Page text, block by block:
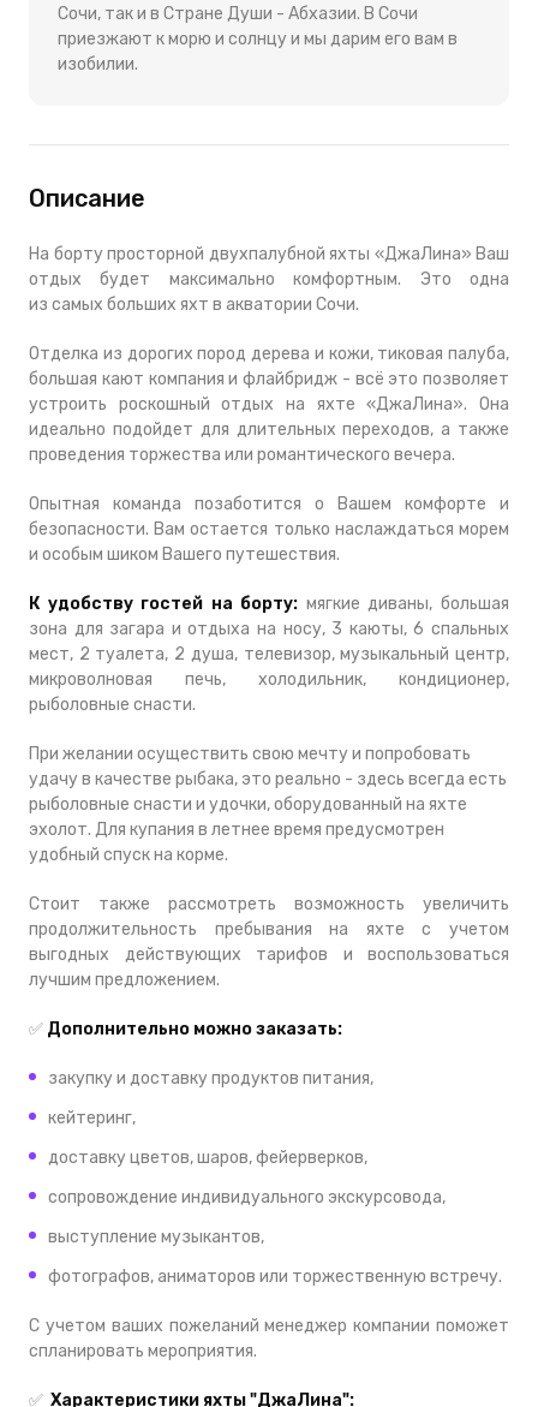
Сочи, так и в Стране Души - Абхазии. В Сочи
приезжают к морю и солнцу и мы дарим его вам в
изобилии.
Описание
На борту просторной двухпалубной яхты «ДжаЛина» Ваш
отдых будет максимально комфортным. Это одна
из самых больших яхт в акватории Сочи.
Отделка из дорогих пород дерева и кожи, тиковая палуба,
большая кают компания и флайбридж - всё это позволяет
устроить роскошный отдых на яхте «ДжаЛина». Она
идеально подойдет для длительных переходов, а также
проведения торжества или романтического вечера.
Опытная команда позаботится о Вашем комфорте и
безопасности. Вам остается только наслаждаться морем
и особым шиком Вашего путешествия.
К удобству гостей на борту: мягкие диваны, большая
зона для загара и отдыха на носу, 3 каюты, 6 спальных
мест, 2 туалета, 2 душа, телевизор, музыкальный центр,
микроволновая печь, холодильник, кондиционер,
рыболовные снасти.
При желании осуществить свою мечту и попробовать
удачу в качестве рыбака, это реально - здесь всегда есть
рыболовные снасти и удочки, оборудованный на яхте
эхолот. Для купания в летнее время предусмотрен
удобный спуск на корме.
Стоит также рассмотреть возможность увеличить
продолжительность пребывания на яхте с учетом
выгодных действующих тарифов и воспользоваться
лучшим предложением.
✅ Дополнительно можно заказать:
закупку и доставку продуктов питания,
кейтеринг,
доставку цветов, шаров, фейерверков,
сопровождение индивидуального экскурсовода,
выступление музыкантов,
фотографов, аниматоров или торжественную встречу.
С учетом ваших пожеланий менеджер компании поможет
спланировать мероприятия.
✅ Характеристики яхты"ДжаЛина":